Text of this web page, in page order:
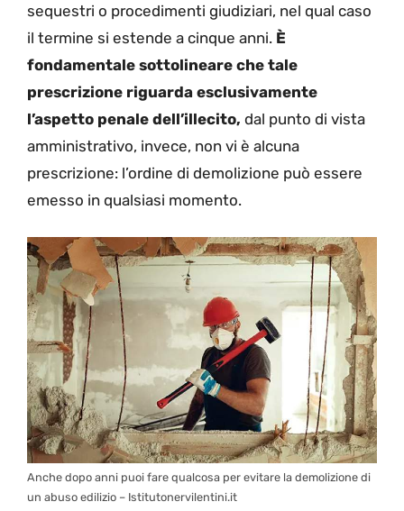
sequestri o procedimenti giudiziari, nel qual caso
il termine si estende a cinque anni. È
fondamentale sottolineare che tale
prescrizione riguarda esclusivamente
l’aspetto penale dell’illecito, dal punto di vista
amministrativo, invece, non vi è alcuna
prescrizione: l’ordine di demolizione può essere
emesso in qualsiasi momento.
Anche dopo anni puoi fare qualcosa per evitare la demolizione di
un abuso edilizio – Istitutonervilentini.it